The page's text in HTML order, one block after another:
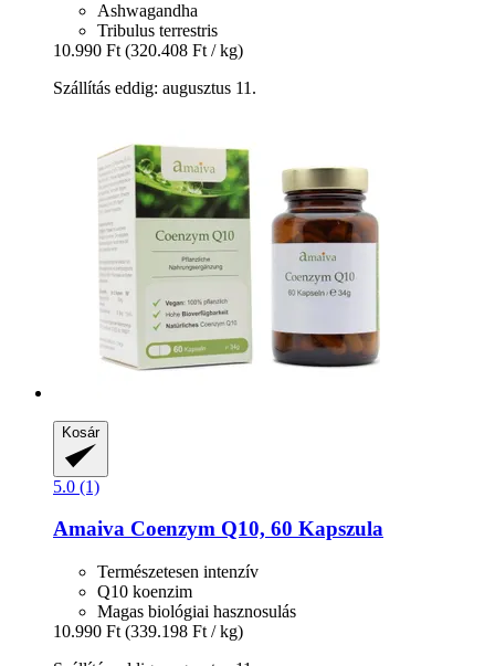
Ashwagandha
Tribulus terrestris
10.990 Ft (320.408 Ft / kg)
Szállítás eddig: augusztus 11.
Kosár
5.0 (1)
Amaiva Coenzym Q10, 60 Kapszula
Természetesen intenzív
Q10 koenzim
Magas biológiai hasznosulás
10.990 Ft (339.198 Ft / kg)